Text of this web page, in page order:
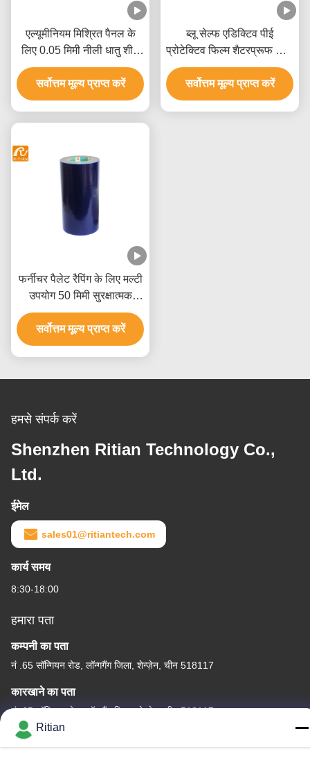
एल्यूमीनियम मिश्रित पैनल के
लिए 0.05 मिमी नीली धातु शीट
पीई संरक्षण फिल्म
सर्वोत्तम मूल्य प्राप्त करें
ब्लू सेल्फ एडिक्टिव पीई
प्रोटेक्टिव फिल्म शैटरप्रूफ विंडो
फिल्म
सर्वोत्तम मूल्य प्राप्त करें
फर्नीचर पैलेट रैपिंग के लिए मल्टी
उपयोग 50 मिमी सुरक्षात्मक
प्लास्टिक फिल्म
सर्वोत्तम मूल्य प्राप्त करें
हमसे संपर्क करें
Shenzhen Ritian Technology Co.,
Ltd.
ईमेल
sales01@ritiantech.com
कार्य समय
8:30-18:00
हमारा पता
कम्पनी का पता
नं .65 सॉन्गियन रोड, लॉन्गगैंग जिला, शेन्ज़ेन, चीन 518117
कारखाने का पता
नं .65 सॉन्गियन रोड, लॉन्गगैंग जिला, शेन्ज़ेन, चीन 518117
टेलीफोन
Ritian